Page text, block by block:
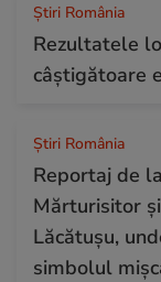
Știri România
Rezultatele
câștigătoare
Știri România
Reportaj de
Mărturisitor
Lăcătușu,
simbolul